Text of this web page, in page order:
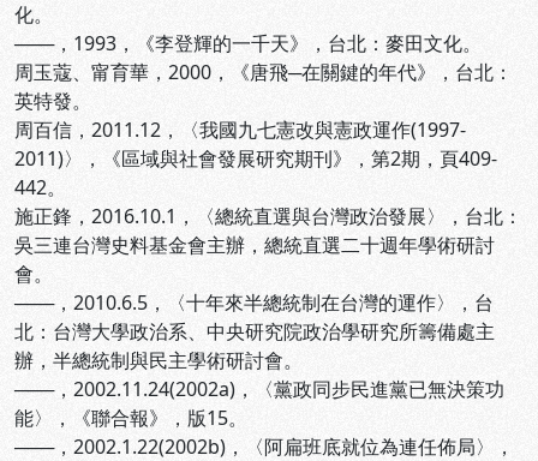
化。
───，1993，《李登輝的一千天》，台北：麥田文化。
周玉蔻、甯育華，2000，《唐飛─在關鍵的年代》，台北：
英特發。
周百信，2011.12，〈我國九七憲改與憲政運作(1997-
2011)〉，《區域與社會發展研究期刊》，第2期，頁409-
442。
施正鋒，2016.10.1，〈總統直選與台灣政治發展〉，台北：
吳三連台灣史料基金會主辦，總統直選二十週年學術研討
會。
───，2010.6.5，〈十年來半總統制在台灣的運作〉，台
北：台灣大學政治系、中央研究院政治學研究所籌備處主
辦，半總統制與民主學術研討會。
───，2002.11.24(2002a)，〈黨政同步民進黨已無決策功
能〉，《聯合報》，版15。
───，2002.1.22(2002b)，〈阿扁班底就位為連任佈局〉，